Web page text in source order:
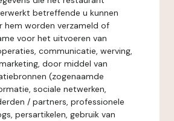
betreffende u kunnen
hem worden verzameld of
voor het uitvoeren van
communicatie, werving,
door middel van
(zogenaamde
sociale netwerken,
/ partners, professionele
persartikelen, gebruik van